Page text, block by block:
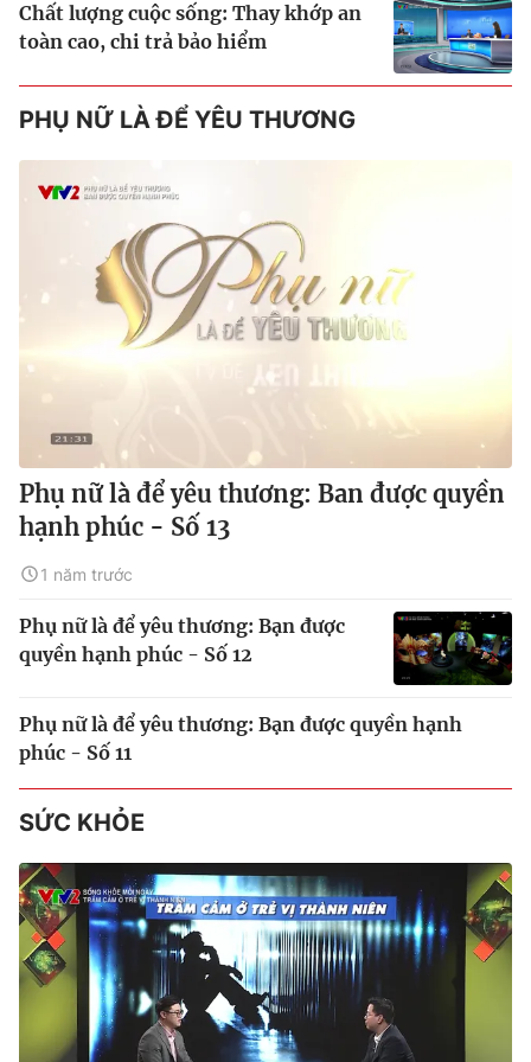
Chất lượng cuộc sống: Thay khớp an
toàn cao, chi trả bảo hiểm
PHỤ NỮ LÀ ĐỂ YÊU THƯƠNG
Phụ nữ là để yêu thương: Ban được quyền
hạnh phúc - Số 13
1 năm trước
Phụ nữ là để yêu thương: Bạn được
quyền hạnh phúc - Số 12
Phụ nữ là để yêu thương: Bạn được quyền hạnh
phúc - Số 11
SỨC KHỎE